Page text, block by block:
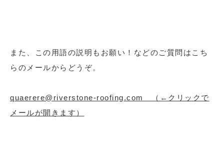
また、この用語の説明もお願い！などのご質問はこち
らのメールからどうぞ。
quaerere@riverstone-roofing.com （←クリックで
メールが開きます）